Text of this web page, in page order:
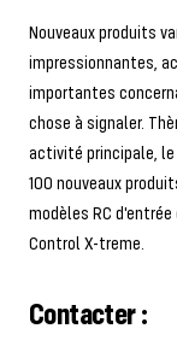
Nouveaux produits
impressionnantes,
importantes
chose à signaler.
activité principale, le
100 nouveaux
modèles RC
Control X-treme.
Contacter :